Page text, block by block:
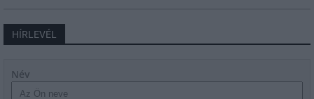
HÍRLEVÉL
Név